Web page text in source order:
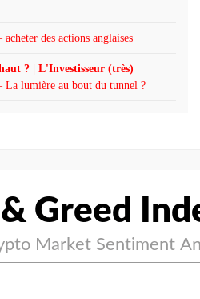
des actions anglaises
? | L'Investisseur (très)
La lumière au bout du tunnel ?